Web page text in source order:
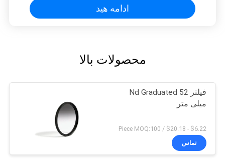
ادامه هید
محصولات بالا
فیلتر Nd Graduated 52
میلی متر
$6.22 - $20.18 / Piece MOQ:100
تماس